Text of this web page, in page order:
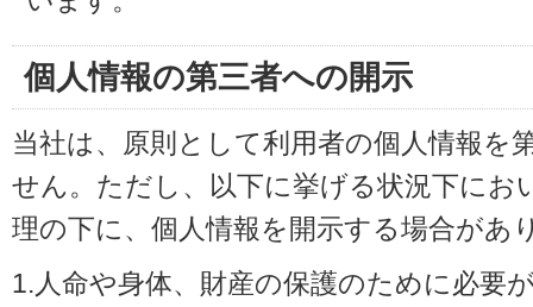
個人情報の第三者への開示
当社は、原則として利用者の個人情報を
せん。ただし、以下に挙げる状況下にお
理の下に、個人情報を開示する場合があ
1.人命や身体、財産の保護のために必要